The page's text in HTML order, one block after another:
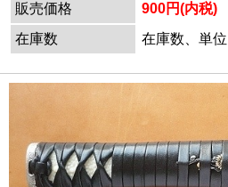
販売価格
900円(内税)
在庫数
在庫数、単位